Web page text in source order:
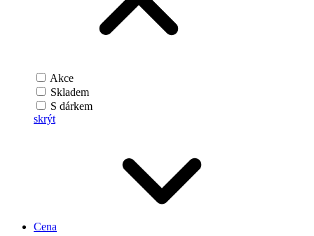
Akce
Skladem
S dárkem
skrýt
Cena